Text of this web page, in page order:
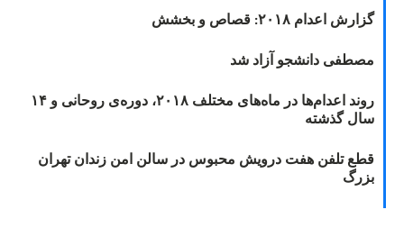
گزارش اعدام ۲۰۱۸: قصاص و بخشش
مصطفی دانشجو آزاد شد
روند اعدام‌ها در ماه‌های مختلف ۲۰۱۸، دوره‌ی روحانی و ۱۴
سال گذشته
قطع تلفن هفت درویش محبوس در سالن امن زندان تهران
بزرگ